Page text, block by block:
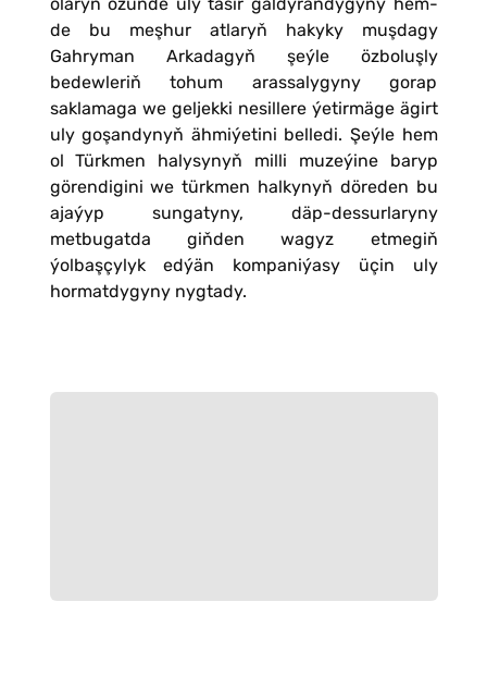
de bu meşhur atlaryň hakyky muşdagy
Gahryman Arkadagyň şeýle özboluşly
bedewleriň tohum arassalygyny gorap
saklamaga we geljekki nesillere ýetirmäge ägirt
uly goşandynyň ähmiýetini belledi. Şeýle hem
ol Türkmen halysynyň milli muzeýine baryp
görendigini we türkmen halkynyň döreden bu
ajaýyp sungatyny, däp-dessurlaryny
metbugatda giňden wagyz etmegiň
ýolbaşçylyk edýän kompaniýasy üçin uly
hormatdygyny nygtady.